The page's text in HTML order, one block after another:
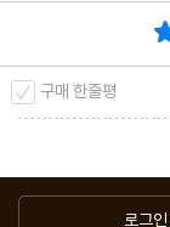
구매 한줄평
로그인